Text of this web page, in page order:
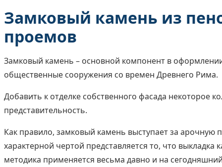
Замковый камень из
проемов
Замковый камень – основной компонент в
общественные сооружения со времен Древнего Рима.
Добавить к отделке собственного фасада некоторое
представительность.
Как правило, замковый камень выступает за
характерной чертой представляется то, что
методика применяется весьма давно и на